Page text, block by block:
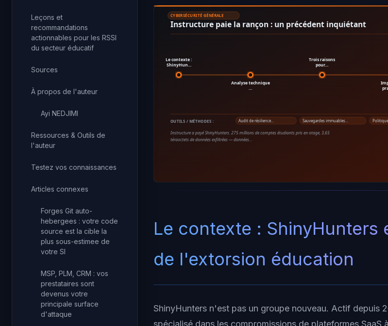
Leçons et
recommandations
actionnables pour les RSSI
du secteur éducatif
Sources
À propos de l'auteur
Ayi NEDJIMI
Ressources & Outils de
l'auteur
Testez vos connaissances
Articles connexes
Forges Git auto-
hebergees : votre code
source est la cible la
plus sous-estimee de
votre SI
MSP, PLM, CRM : vos
prestataires sont
devenus votre
principale surface
d'attaque
CYBERSÉCURITÉ GÉNÉRALE
Instructure paie la rançon : un précédent inquiétant
ShinyHun…
Le contexte :
Analyse technique
…
pour…
Trois raisons
OUTILS / MÉTHODES : Audit de résilience… Sauvegardes immuables…
Instructure a payé ShinyHunters. 275 millions de comptes étudiants pris en otage, 3,65
téraoctets de données exfiltrées — données…
Le contexte : ShinyHunters
de l'extorsion éducation
ShinyHunters n'est pas un groupe nouveau. Actif depuis
spécialisé dans les compromissions de plateformes SaaS